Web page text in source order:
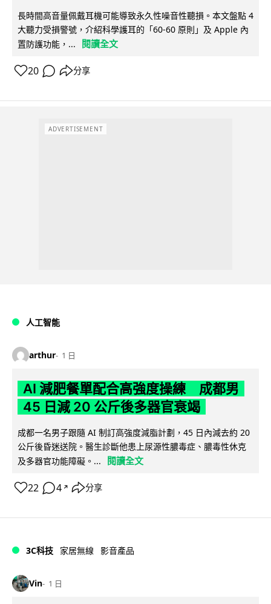
長時間高音量佩戴耳機可能導致永久性噪音性聽損。本文盤點 4
大聽力受損警號，介紹科學護耳的「60-60 原則」及 Apple 內
置防護功能，...
閱讀全文
20 分享
ADVERTISEMENT
人工智能
arthur 1 日
AI 減肥餐單配合高強度操練 成都男
45 日減 20 公斤後多器官衰竭
成都一名男子跟隨 AI 制訂高強度減脂計劃，45 日內減去約 20
公斤後昏迷送院。醫生診斷他患上尿源性膿毒症、膿毒性休克
及多器官功能障礙。...
閱讀全文
22 4 ↗ 分享
3C科技 家居無線 影音產品
Vin 1 日